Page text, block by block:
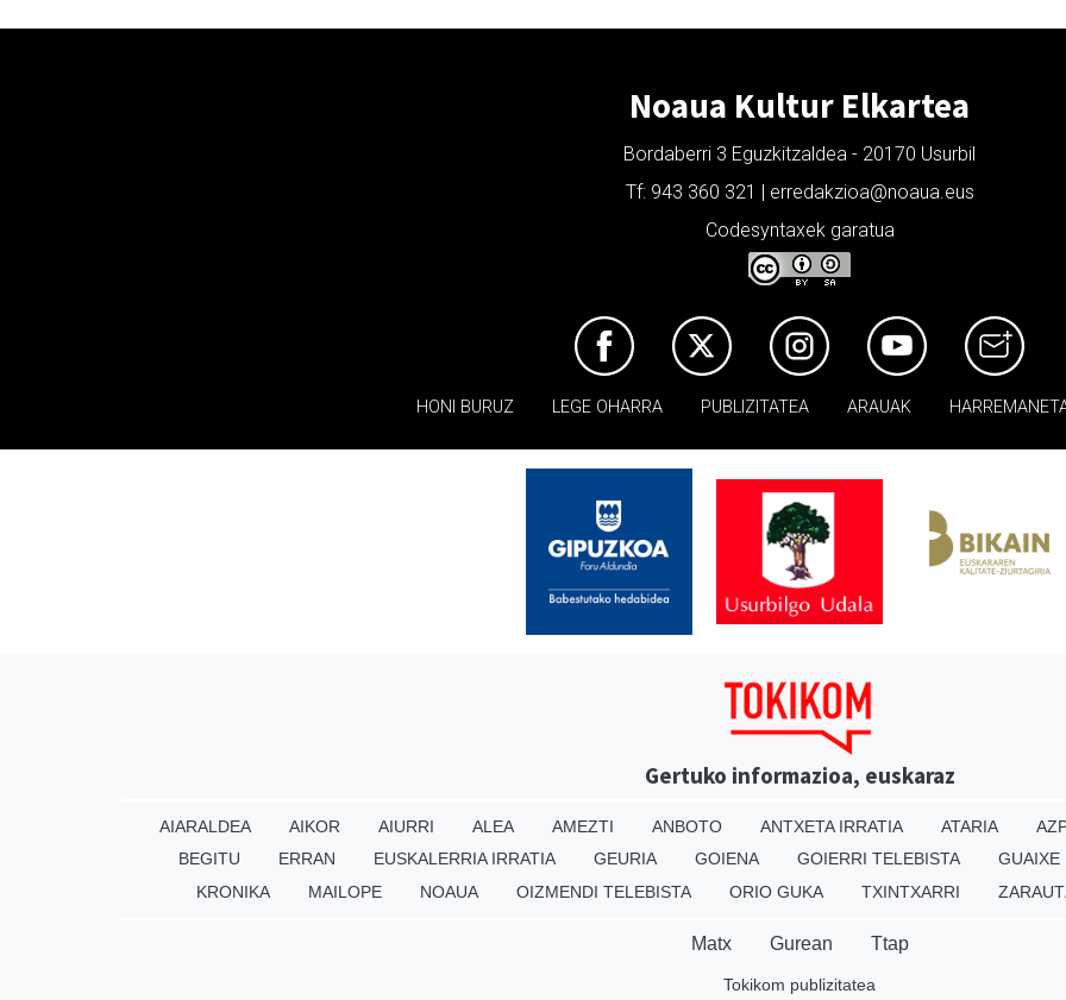
Noaua Kultur Elkartea
Bordaberri 3 Eguzkitzaldea - 20170 Usurbil
Tf: 943 360 321 | erredakzioa@noaua.eus
Codesyntaxek garatua
HONI BURUZ LEGE OHARRA PUBLIZITATEA ARAUAK
Gertuko informazioa, euskaraz
AIARALDEA AIKOR AIURRI ALEA AMEZTI ANBOTO ANTXETA IRRATIA ATARIA
BEGITU
ERRAN EUSKALERRIA IRRATIA GEURIA GOIENA GOIERRI TELEBISTA
GUAIXE
KRONIKA
MAILOPE NOAUA OIZMENDI TELEBISTA ORIO GUKA TXINTXARRI
Matx Gurean Ttap
Tokikom publizitatea